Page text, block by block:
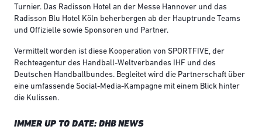
Turnier. Das Radisson Hotel an der Messe Hannover und das
Radisson Blu Hotel Köln beherbergen ab der Hauptrunde Teams
und Offizielle sowie Sponsoren und Partner.
Vermittelt worden ist diese Kooperation von SPORTFIVE, der
Rechteagentur des Handball-Weltverbandes IHF und des
Deutschen Handballbundes. Begleitet wird die Partnerschaft über
eine umfassende Social-Media-Kampagne mit einem Blick hinter
die Kulissen.
IMMER UP TO DATE: DHB NEWS